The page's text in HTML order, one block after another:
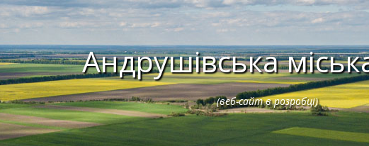
Андрушівська
(веб-сайт в розробці)